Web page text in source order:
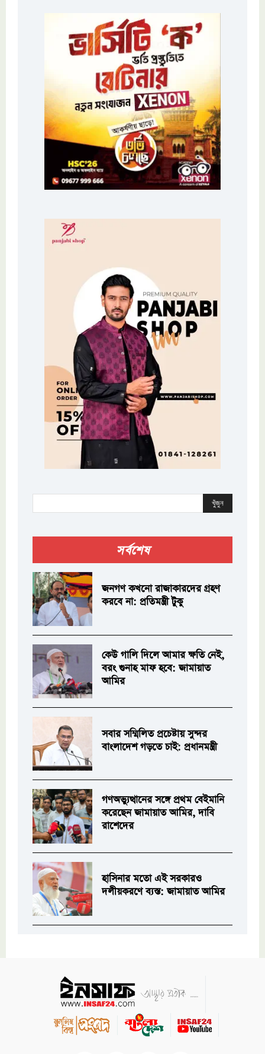
খুঁজুন
সর্বশেষ
জনগণ কখনো রাজাকারদের গ্রহণ
করবে না: প্রতিমন্ত্রী টুকু
কেউ গালি দিলে আমার ক্ষতি নেই,
বরং গুনাহ মাফ হবে: জামায়াত
আমির
সবার সম্মিলিত প্রচেষ্টায় সুন্দর
বাংলাদেশ গড়তে চাই: প্রধানমন্ত্রী
গণঅভ্যুত্থানের সঙ্গে প্রথম বেইমানি
করেছেন জামায়াত আমির, দাবি
রাশেদের
হাসিনার মতো এই সরকারও
দলীয়করণে ব্যস্ত: জামায়াত আমির